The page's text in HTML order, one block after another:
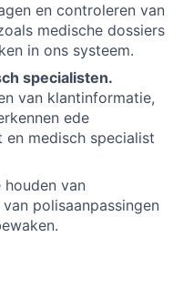
en controleren van
medische dossiers
in ons systeem.
specialisten.
van klantinformatie,
ede
medisch specialist
van
polisaanpassingen